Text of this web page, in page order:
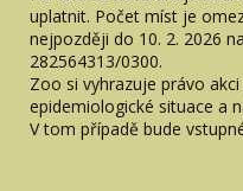
uplatnit. Počet míst je
nejpozději do 10. 2. 2026
282564313/0300.
Zoo si vyhrazuje právo
epidemiologické situace a
V tom případě bude